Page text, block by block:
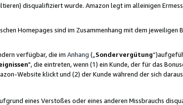
disqualifiziert wurde. Amazon legt im alleinigen
Homepages sind im Zusammenhang mit dem jeweiligen
verfügbar, die im Anhang („ Sondervergütung
", die eintreten, wenn (1) ein Kunde, der für das
Website klickt und (2) der Kunde während der sich
eines Verstoßes oder eines anderen Missbrauchs